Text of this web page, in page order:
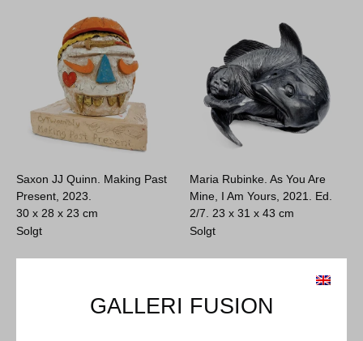
Saxon JJ Quinn. Making Past
Present, 2023.
30 x 28 x 23 cm
Solgt
Maria Rubinke. As You Are
Mine, I Am Yours, 2021. Ed.
2/7. 23 x 31 x 43 cm
Solgt
GALLERI FUSION